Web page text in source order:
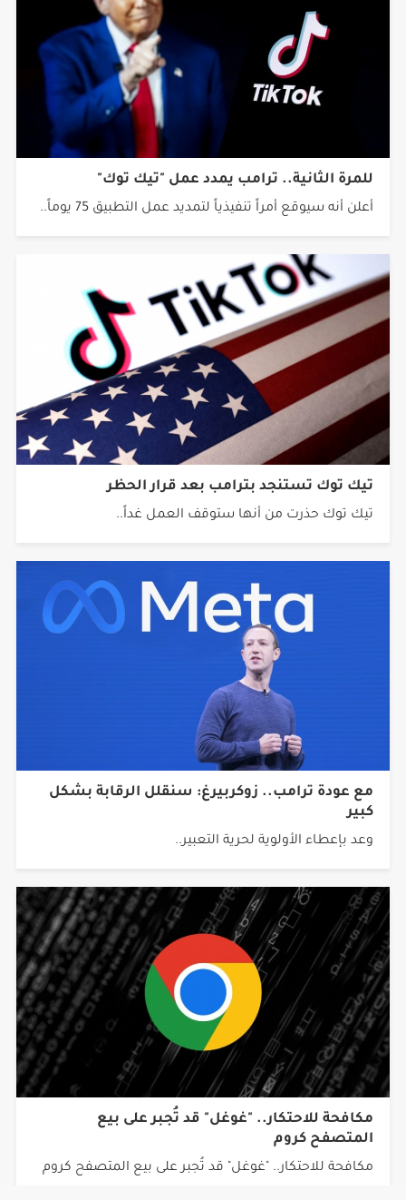
للمرة الثانية.. ترامب يمدد عمل "تيك توك"
أعلن أنه سيوقع أمراً تنفيذياً لتمديد عمل التطبيق 75 يوماً..
تيك توك تستنجد بترامب بعد قرار الحظر
تيك توك حذرت من أنها ستوقف العمل غداً..
مع عودة ترامب.. زوكربيرغ: سنقلل الرقابة بشكل
كبير
وعد بإعطاء الأولوية لحرية التعبير..
مكافحة للاحتكار.. "غوغل" قد تُجبر على بيع
المتصفح كروم
مكافحة للاحتكار.. "غوغل" قد تُجبر على بيع المتصفح كروم